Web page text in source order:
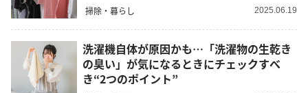
掃除・暮らし 2025.06.19
洗濯機自体が原因かも…「洗濯物の生乾き
の臭い」が気になるときにチェックすべ
き“2つのポイント”